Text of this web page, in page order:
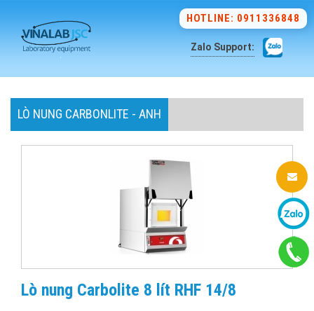
HOTLINE: 0911336848
Zalo Support:
LÒ NUNG CARBONLITE - ANH
Lò nung Carbolite 8 lít RHF 14/8